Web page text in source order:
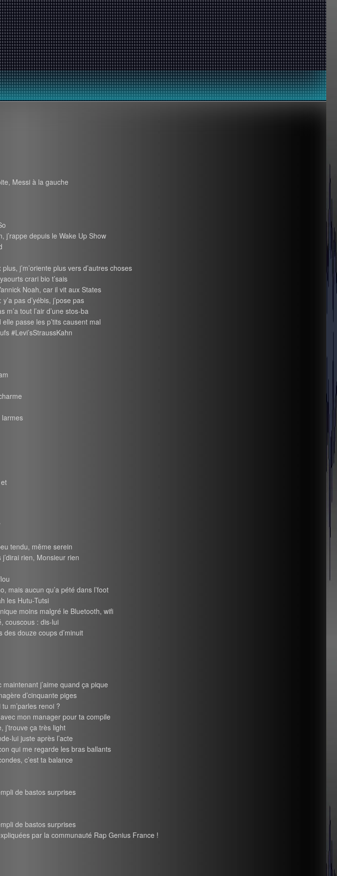
Messi à la gauche
j’rappe depuis le Wake Up Show
j’m’oriente plus vers d’autres choses
crari bio t’sais
Noah, car il vit aux States
pas d’yébis, j’pose pas
tout l’air d’une stos-ba
passe les p’tits causent mal
#Levi’sStraussKahn
larmes
tendu, même serein
rien, Monsieur rien
mais aucun qu’a pété dans l’foot
les Hutu-Tutsi
moins malgré le Bluetooth, wifi
couscous : dis-lui
douze coups d’minuit
j’aime quand ça pique
d’cinquante piges
m’parles renoi ?
mon manager pour ta compile
j’trouve ça très light
lui juste après l’acte
qui me regarde les bras ballants
c’est ta balance
de bastos surprises
de bastos surprises
par la communauté Rap Genius France !